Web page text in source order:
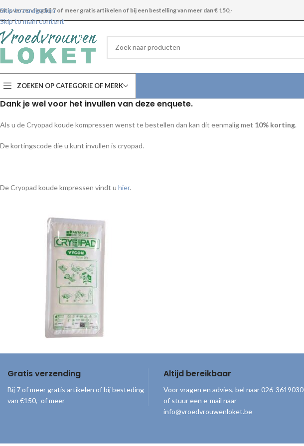
Skip to navigation
Skip to main content
verzending bij 7 of meer gratis artikelen of bij een bestelling van meer dan € 150,-
ZOEKEN OP CATEGORIE OF MERK
Dank je wel voor het invullen van deze enquete.
Als u de Cryopad koude kompressen wenst te bestellen dan kan dit eenmalig met 10% korting.
De kortingscode die u kunt invullen is cryopad.
De Cryopad koude kmpressen vindt u hier.
Gratis verzending
Bij 7 of meer gratis artikelen of bij besteding
van €150,- of meer
Altijd bereikbaar
Voor vragen en advies, bel naar 026-3619030
of stuur een e-mail naar
info@vroedvrouwenloket.be